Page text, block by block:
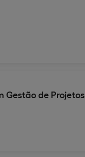
Gestão de Projetos